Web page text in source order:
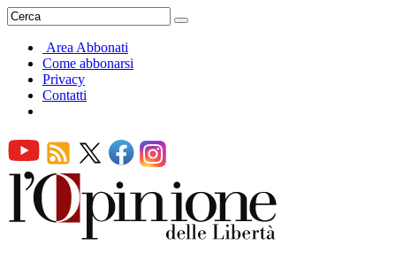
Area Abbonati
Come abbonarsi
Privacy
Contatti